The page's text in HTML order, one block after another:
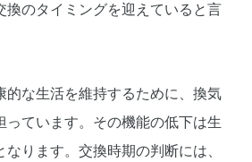
換のタイミングを迎えていると言
的な生活を維持するために、換気
っています。その機能の低下は生
ります。交換時期の判断には、